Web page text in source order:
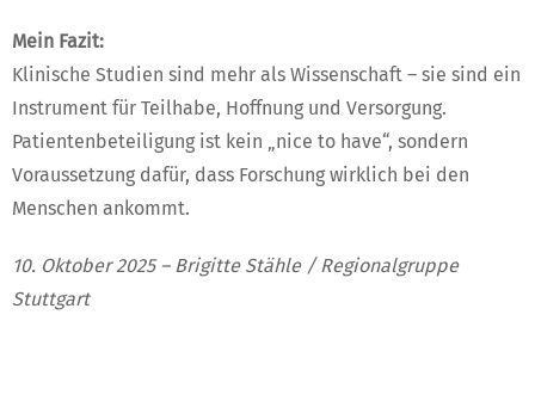
Mein Fazit:
Klinische Studien sind mehr als Wissenschaft – sie sind ein
Instrument für Teilhabe, Hoffnung und Versorgung.
Patientenbeteiligung ist kein „nice to have“, sondern
Voraussetzung dafür, dass Forschung wirklich bei den
Menschen ankommt.
10. Oktober 2025 – Brigitte Stähle / Regionalgruppe
Stuttgart